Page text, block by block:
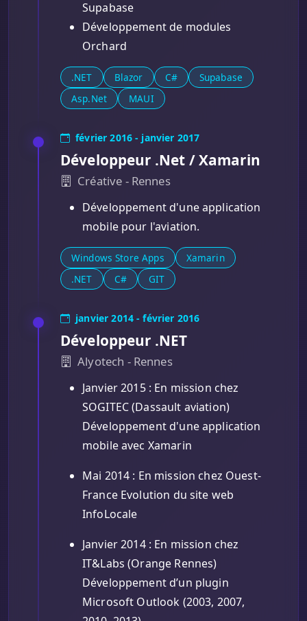
Supabase
Développement de modules
Orchard
.NET Blazor C#
Supabase
Asp.Net
MAUI
février 2016 - janvier 2017
Développeur .Net / Xamarin
Créative - Rennes
Développement d'une application
mobile pour l'aviation.
Windows Store Apps
Xamarin
.NET
C# GIT
janvier 2014 - février 2016
Développeur .NET
Alyotech - Rennes
Janvier 2015 : En mission chez
SOGITEC (Dassault aviation)
Développement d'une application
mobile avec Xamarin
Mai 2014 : En mission chez Ouest-
France Evolution du site web
InfoLocale
Janvier 2014 : En mission chez
IT&Labs (Orange Rennes)
Développement d’un plugin
Microsoft Outlook (2003, 2007,